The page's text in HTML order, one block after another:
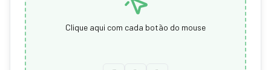
Clique aqui com cada botão do mouse